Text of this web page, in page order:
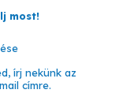
most!
írj nekünk az
címre.